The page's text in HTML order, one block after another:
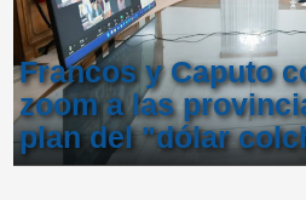
Francos y Caputo
zoom a las
plan del "dólar